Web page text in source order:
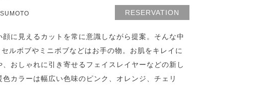
RESERVATION
に見えるカットを常に意識しながら提案。そんな中
ルボブやミニボブなどはお手の物。お肌をキレイに
おしゃれに引き寄せるフェイスレイヤーなどの新し
カラーは幅広い色味のピンク、オレンジ、チェリ